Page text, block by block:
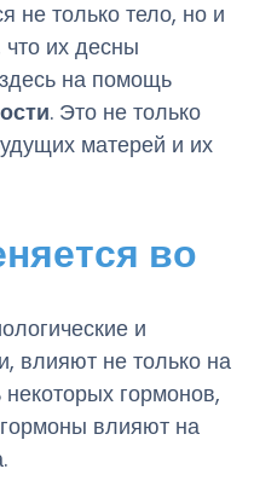
не только тело, но и
их десны
на помощь
. Это не только
матерей и их
во
и
влияют не только на
гормонов,
гормоны влияют на